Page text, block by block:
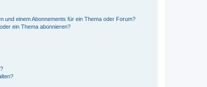
und einem Abonnements für ein Thema oder Forum?
ein Thema abonnieren?